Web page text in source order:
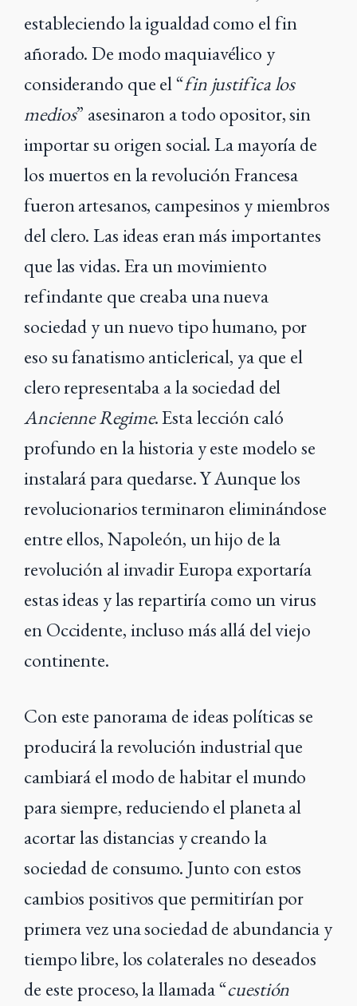
estableciendo la igualdad como el fin
añorado. De modo maquiavélico y
considerando que el “fin justifica los
medios” asesinaron a todo opositor, sin
importar su origen social. La mayoría de
los muertos en la revolución Francesa
fueron artesanos, campesinos y miembros
del clero. Las ideas eran más importantes
que las vidas. Era un movimiento
refindante que creaba una nueva
sociedad y un nuevo tipo humano, por
eso su fanatismo anticlerical, ya que el
clero representaba a la sociedad del
Ancienne Regime. Esta lección caló
profundo en la historia y este modelo se
instalará para quedarse. Y Aunque los
revolucionarios terminaron eliminándose
entre ellos, Napoleón, un hijo de la
revolución al invadir Europa exportaría
estas ideas y las repartiría como un virus
en Occidente, incluso más allá del viejo
continente.
Con este panorama de ideas políticas se
producirá la revolución industrial que
cambiará el modo de habitar el mundo
para siempre, reduciendo el planeta al
acortar las distancias y creando la
sociedad de consumo. Junto con estos
cambios positivos que permitirían por
primera vez una sociedad de abundancia y
tiempo libre, los colaterales no deseados
de este proceso, la llamada “cuestión